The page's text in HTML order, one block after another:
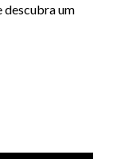
descubra um